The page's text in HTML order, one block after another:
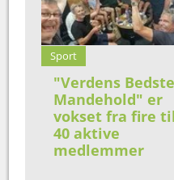
Sport
"Verdens Bedste
Mandehold" er
vokset fra fire til
40 aktive
medlemmer